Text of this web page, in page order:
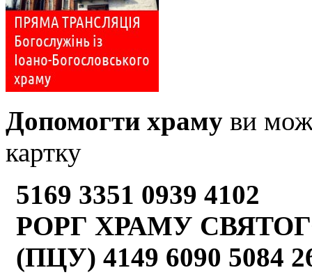
Допомогти храму ви
картку
5169 3351 0939 4102
РОРГ ХРАМУ
(ПЦУ) 4149 6090 5084